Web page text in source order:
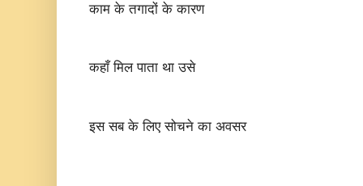
काम के तगादों के कारण
कहाँ मिल पाता था उसे
इस सब के लिए सोचने का अवसर